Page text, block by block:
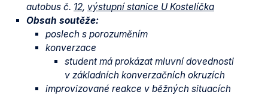
autobus č. 12, výstupní stanice U Kostelíčka
Obsah soutěže:
poslech s porozuměním
konverzace
student má prokázat mluvní dovednosti
v základních konverzačních okruzích
improvizované reakce v běžných situacích